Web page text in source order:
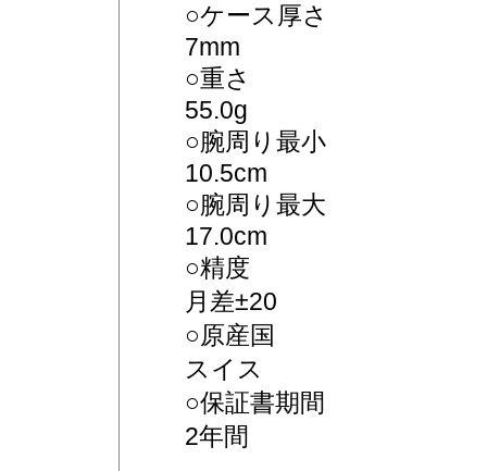
○ケース厚さ
7mm
○重さ
55.0g
○腕周り最小
10.5cm
○腕周り最大
17.0cm
○精度
月差±20
○原産国
スイス
○保証書期間
2年間